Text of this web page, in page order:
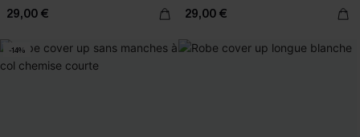
29,00 € 29,00 €
-14%